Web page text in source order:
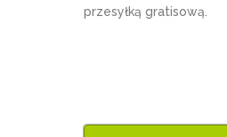
przesyłką gratisową.